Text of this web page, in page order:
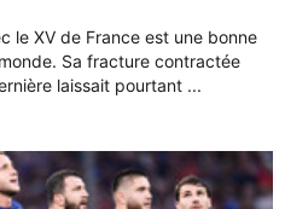
le XV de France est une bonne
Sa fracture contractée
laissait pourtant ...